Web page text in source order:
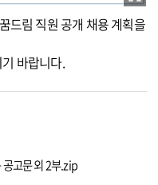
드림 직원 공개 채용 계획을
바랍니다.
고문 외 2부.zip